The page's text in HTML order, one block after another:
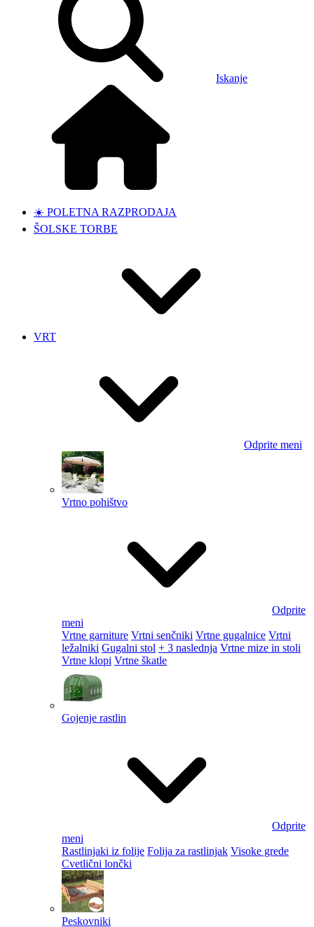
Iskanje
☀️ POLETNA RAZPRODAJA
ŠOLSKE TORBE
VRT
Odprite meni
Vrtno pohištvo
Odprite
meni
Vrtne garniture Vrtni senčniki Vrtne gugalnice Vrtni
ležalniki Gugalni stol + 3 naslednja Vrtne mize in stoli
Vrtne klopi Vrtne škatle
Gojenje rastlin
Odprite
meni
Rastlinjaki iz folije Folija za rastlinjak Visoke grede
Cvetlični lončki
Peskovniki